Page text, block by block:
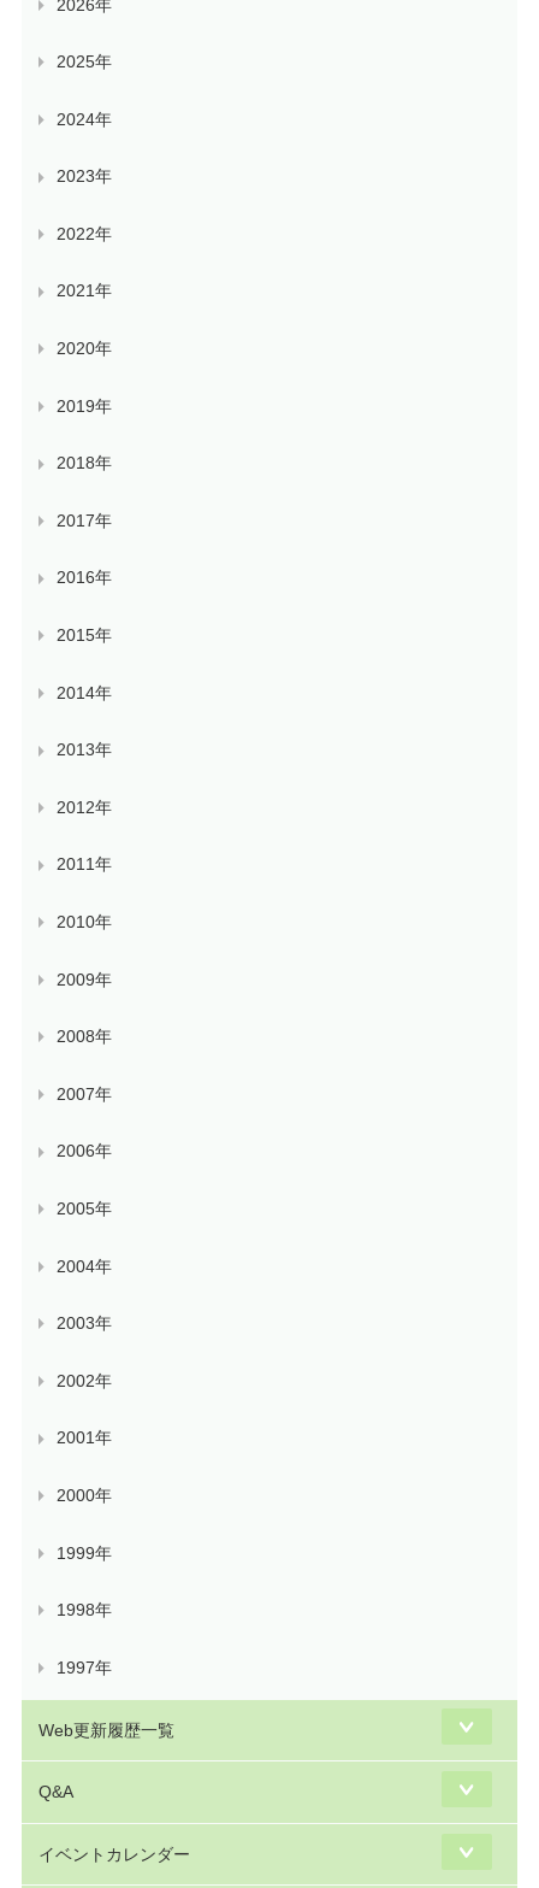
2026年
2025年
2024年
2023年
2022年
2021年
2020年
2019年
2018年
2017年
2016年
2015年
2014年
2013年
2012年
2011年
2010年
2009年
2008年
2007年
2006年
2005年
2004年
2003年
2002年
2001年
2000年
1999年
1998年
1997年
Web更新履歴一覧
Q&A
イベントカレンダー